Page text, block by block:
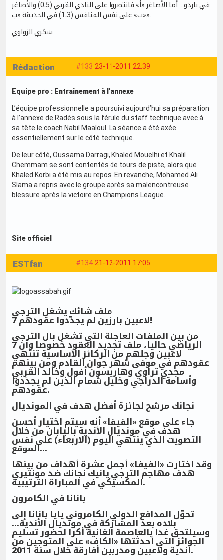
في باردو... أما الأصاغر «أ» فانتصروا على النادي القربي (5ـ0) والأصاغر
«ب» على نفس المنافس (3ـ1) في الحديقة «ب».
شكري الزواوي
#133 23-11-2011 22:39
Rédaction
Equipe pro : Entraînement à l’annexe
L’équipe professionnelle a poursuivi aujourd’hui sa préparation
à l’annexe de Radès sous la férule du staff technique avec à
sa tête le coach Nabil Maaloul. La séance a été axée
essentiellement sur le côté technique.
De leur côté, Oussama Darragi, Khaled Mouelhi et Khalil
Chemmam se sont contentés de tours de piste, alors que
Khaled Korbi a été mis au repos. En revanche, Mohamed Ali
Slama a repris avec le groupe après sa malencontreuse
blessure après la victoire en Champions League.
Site officiel
#134 21-12-2011 17:05
ESTfan
ملف شائك يشغل الترجي
7 لاعبين بارزين لم يجدّدوا عقودهم!
من بين الملفات العاجلة التي تشغل بال الترجي
الرياضي حاليا، ملف تجديد العقود خصوصا وأن 7
لاعبين وجلهم من الركائز الأساسية تنتهي
عقودهم في موفى شهر جوان القادم ومن بينهم
مجدي تراوي وهاريسون أفول وخالد القربي
وأسامة الدراجي وخليل شمام الذين لم يجدّدوا
عقودهم.
نجانك مرشح لجائزة أفضل هدف في المونديال
جاء على موقع «الفيفا» أنه سيتم اختيار أحسن
هدف في مونديال الأندية باليابان من خلال
التصويت الذي ينتهي اليوم (الاربعاء) على نفس
الموقع...
وقد اختارت «الفيفا» أجمل عشرة أهداف من بينها
هدف مهاجم الترجي يانيك نجانك ضد مونتيري
المكسيكي في المباراة الترتيبية.
بانانا في الكامرون
تحوّل المدافع الدولي الكامروني يايا بانانا إلى
بلاده بعد المشاركة في مونديال الأندية...
وسيلتحق غدا بالعاصمة الغانية أكرا لحضور تسليم
الجوائز التي أحدثتها «الكاف» على المتوجين من
أندية ولاعبين ومدربين أفارقة خلال سنة 2011.